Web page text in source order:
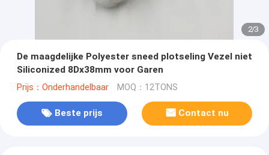
2/3
De maagdelijke Polyester sneed plotseling Vezel niet
Siliconized 8Dx38mm voor Garen
Prijs：Onderhandelbaar MOQ：12TONS
Beste prijs Contact nu